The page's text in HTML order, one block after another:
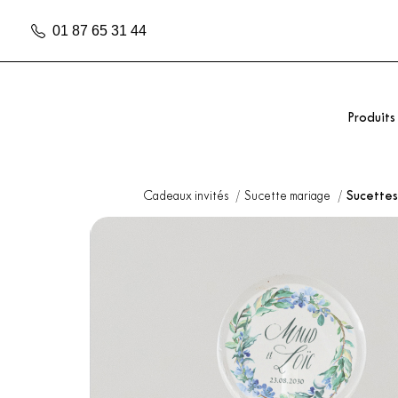
01 87 65 31 44
Produits
Cadeaux invités Sucette mariage